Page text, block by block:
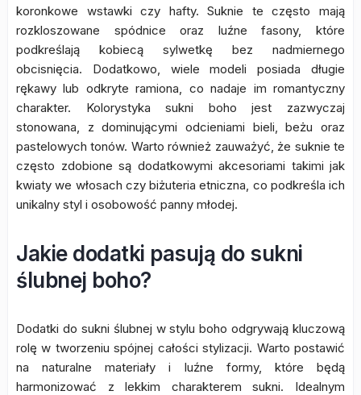
koronkowe wstawki czy hafty. Suknie te często mają
rozkloszowane spódnice oraz luźne fasony, które
podkreślają kobiecą sylwetkę bez nadmiernego
obcisnięcia. Dodatkowo, wiele modeli posiada długie
rękawy lub odkryte ramiona, co nadaje im romantyczny
charakter. Kolorystyka sukni boho jest zazwyczaj
stonowana, z dominującymi odcieniami bieli, beżu oraz
pastelowych tonów. Warto również zauważyć, że suknie te
często zdobione są dodatkowymi akcesoriami takimi jak
kwiaty we włosach czy biżuteria etniczna, co podkreśla ich
unikalny styl i osobowość panny młodej.
Jakie dodatki pasują do sukni
ślubnej boho?
Dodatki do sukni ślubnej w stylu boho odgrywają kluczową
rolę w tworzeniu spójnej całości stylizacji. Warto postawić
na naturalne materiały i luźne formy, które będą
harmonizować z lekkim charakterem sukni. Idealnym